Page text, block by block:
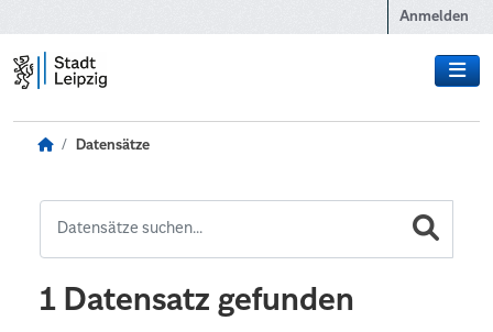
Anmelden
Datensätze
1 Datensatz gefunden